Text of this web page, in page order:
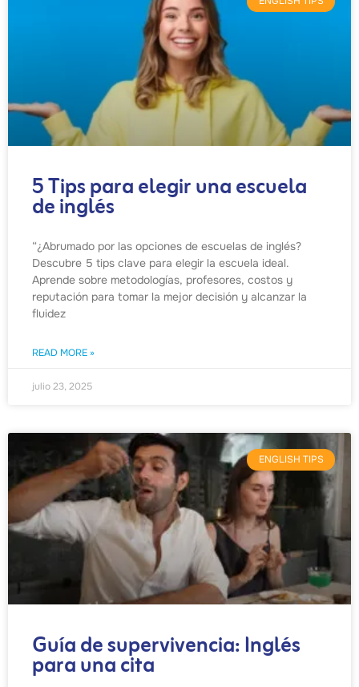
5 Tips para elegir una escuela
de inglés
“¿Abrumado por las opciones de escuelas de inglés?
Descubre 5 tips clave para elegir la escuela ideal.
Aprende sobre metodologías, profesores, costos y
reputación para tomar la mejor decisión y alcanzar la
fluidez
READ MORE »
julio 23, 2025
ENGLISH TIPS
Guía de supervivencia: Inglés
para una cita